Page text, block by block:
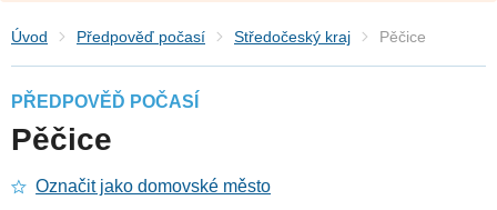
Úvod Předpověď počasí Středočeský kraj Pěčice
PŘEDPOVĚĎ POČASÍ
Pěčice
Označit jako domovské město